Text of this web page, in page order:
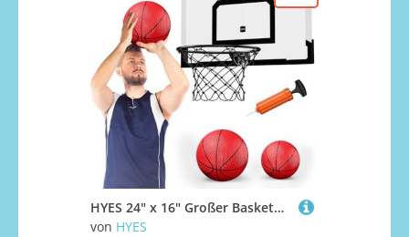
HYES 24" x 16" Großer Basketballkorb Indoor für Kinder, Basketball Korb mit Stabiler Backboards, 2 Balls, Pumpe, Big Basketball Spielzeug für Erwachsener Kinder Teens Jungen Mädchen (schwarz)
von HYES